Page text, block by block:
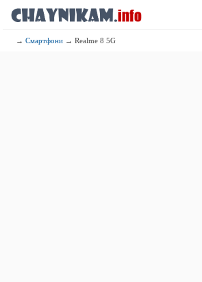
→Смартфони → Realme 8 5G